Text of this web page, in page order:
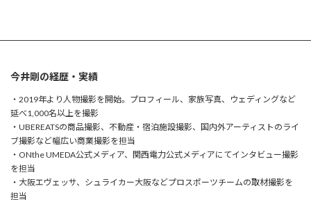
今井剛の経歴・実績
・2019年より人物撮影を開始。プロフィール、家族写真、ウェディングなど
延べ1,000名以上を撮影
・UBEREATSの商品撮影、不動産・宿泊施設撮影、国内外アーティストのライ
ブ撮影など幅広い商業撮影を担当
・ONthe UMEDA公式メディア、関西電力公式メディアにてインタビュー撮影
を担当
・大阪エヴェッサ、シュライカー大阪などプロスポーツチームの取材撮影を
担当